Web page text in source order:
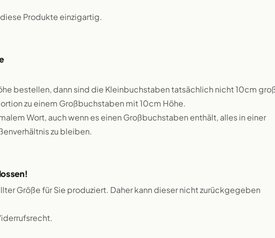
Produkte einzigartig.
bestellen, dann sind die Kleinbuchstaben tatsächlich nicht 10cm
zu einem Großbuchstaben mit 10cm Höhe.
Wort, auch wenn es einen Großbuchstaben enthält, alles in einer
zu bleiben.
Größe für Sie produziert. Daher kann dieser nicht zurückgegeben